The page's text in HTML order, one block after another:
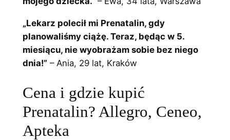
„Lekarz polecił mi Prenatalin, gdy
planowaliśmy ciążę. Teraz, będąc w 5.
miesiącu, nie wyobrażam sobie bez niego
dnia!”– Ania, 29 lat, Kraków
Cena i gdzie kupić
Prenatalin? Allegro, Ceneo,
Apteka